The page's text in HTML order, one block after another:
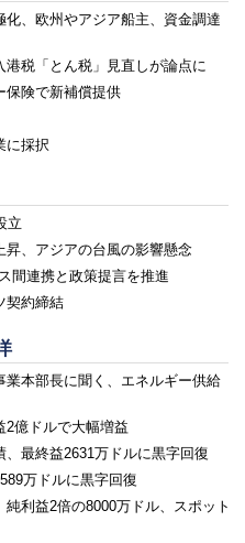
、欧州やアジア船主、資金調達
税「とん税」見直しが論点に
保険で新補償提供
に採択
立
昇、アジアの台風の影響懸念
間連携と政策提言を推進
契約締結
業本部長に聞く、エネルギー供給
2億ドルで大幅増益
最終益2631万ドルに黒字回復
万ドルに黒字回復
利益2倍の8000万ドル、スポット